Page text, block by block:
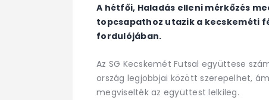
A hétfői, Haladás elleni mérkőzés
topcsapathoz utazik a kecskeméti
fordulójában.
Az SG Kecskemét Futsal együttese
ország legjobbjai között szerepelhet,
megviselték az együttest lelkileg.